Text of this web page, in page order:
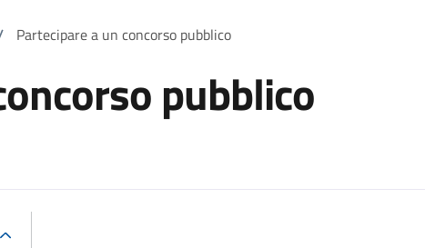
Partecipare a un concorso pubblico
pubblico